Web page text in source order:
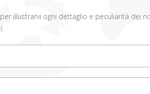
illustrarvi ogni dettaglio e peculiarità dei